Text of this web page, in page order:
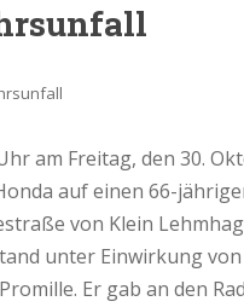
am Freitag, den 30.
auf einen 66-
von Klein
unter Einwirkung
Er gab an den